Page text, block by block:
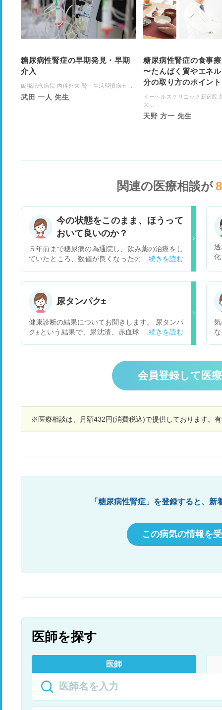
糖尿病性腎症の早期発見・早期
介入
飯塚記念病院 内科外来 腎・生活習慣病セ...
武田 一人 先生
糖尿病性腎症の食事
〜たんぱく質やエネ
分の取り方のポイン
イーヘルスクリニック新宿院
大...
天野 方一 先生
関連の医療相談が
今の状態をこのまま、ほうって
おいて良いのか？
５年前まで糖尿病の為通院し、飲み薬の治療をし
ていたところ、数値が良くなったので処方もなく
らクレアチニンも上がり、透析となっても良いよ
うにと、シャントの手術を進められました。20代
後半に十二指腸潰瘍の末期の手術を、当時、軍医
と言われた医者で行い、輸血と注射の繰り返しに
より、血管が使えず、人工血管の埋め込むシャン
ト手術となりました。麻酔もほとんど効かず、と
し、退院しました。徐々に血管が太くなり、流れ
も良くなるので、毎日聴診器で音を必ず聞く様に
との事でした。１週間位しても一向に大きな音に
いました。５月１日に退院し、21日に腎臓内科の
受診をした際、全くシャントの血流がとまり、血
合、何の意味もないと言われ、母に確認しても、
治医より、松本市にシャント手術の失敗しない名
医がいるので、紹介しますか？と言われ、少し、
はどうなるのでしょう？と聞いても、人工血管は
そのままにしておきますと言われ、先生の判断に
よっては、手術で取り除く事もあるとかないと
で、透析をせず、治療が出来れば一番良いと思う
尿タンパク±
健康診断の結果についてお聞きします。 尿タンパ
ク±という結果で、尿沈渣、赤血球5〜9という結
た、精密検査としてどのようなものを受ける可能
性があるか知りたいです。 あくまで、一般論でか
まいませんので、よろしくお願いいたします。
会員登録して医
※医療相談は、月額432円(消費税込)で提供しております。
「糖尿病性腎症」を登録すると、
この病気の情報を
医師を探す
医師